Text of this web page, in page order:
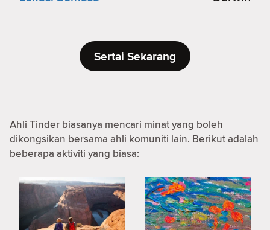
Sertai Sekarang
Ahli Tinder biasanya mencari minat yang boleh
dikongsikan bersama ahli komuniti lain. Berikut adalah
beberapa aktiviti yang biasa: